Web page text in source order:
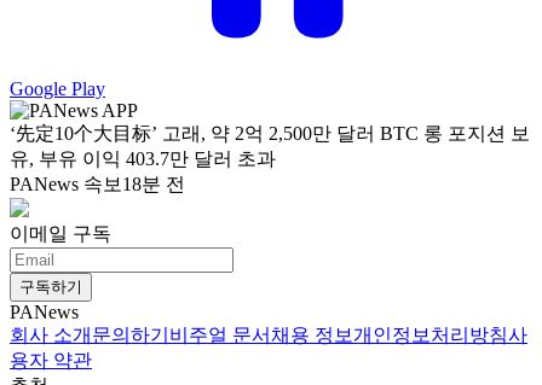
Google Play
‘先定10个大目标’ 고래, 약 2억 2,500만 달러 BTC 롱 포지션 보
유, 부유 이익 403.7만 달러 초과
PANews 속보 18분 전
이메일 구독
구독하기
PANews
회사 소개 문의하기 비주얼 문서 채용 정보개인정보처리방침사
용자 약관